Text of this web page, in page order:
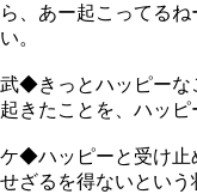
ら、あー起こってる
い。
武◆きっとハッピーな
起きたことを、ハッピ
ケ◆ハッピーと受け止
せざるを得ないという